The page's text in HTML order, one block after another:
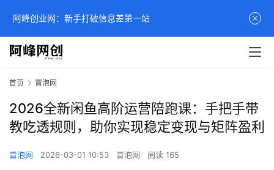
首页 冒泡网
2026全新闲鱼高阶运营陪跑课：手把手带
教吃透规则，助你实现稳定变现与矩阵盈利
冒泡网 2026-03-01 10:53 冒泡网 阅读 165
阿峰创业网：新手打破信息差第一站